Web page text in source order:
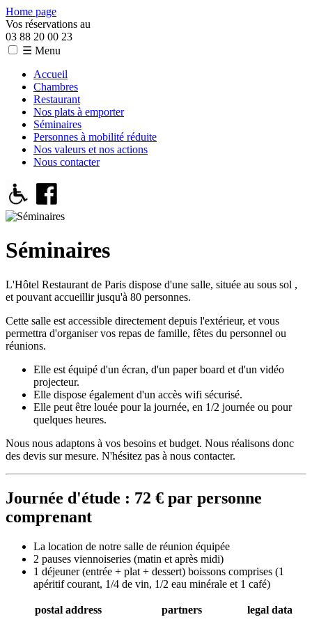
Home page
Vos réservations au
03 88 20 00 23
☰ Menu
Accueil
Chambres
Restaurant
Nos plats à emporter
Séminaires
Personnes à mobilité réduite
Nos valeurs et nos actions
Nous contacter
Séminaires
L'Hôtel Restaurant de Paris dispose d'une salle, située au sous sol ,
et pouvant accueillir jusqu'à 80 personnes.
Cette salle est accessible directement depuis l'extérieur, et vous
permettra d'organiser vos repas de famille, fêtes du personnel ou
réunions.
Elle est équipé d'un écran, d'un paper board et d'un vidéo
projecteur.
Elle dispose également d'un accès wifi sécurisé.
Elle peut être louée pour la journée, en 1/2 journée ou pour
quelques heures.
Nous nous adaptons à vos besoins et budget. Nous réalisons donc
des devis sur mesure. N'hésitez pas à nous contacter.
Journée d'étude : 72 € par personne
comprenant
La location de notre salle de réunion équipée
2 pauses viennoiseries (matin et après midi)
1 déjeuner (entrée + plat + dessert) boissons comprises (1
apéritif courant, 1/4 de vin, 1/2 eau minérale et 1 café)
postal address partners legal data